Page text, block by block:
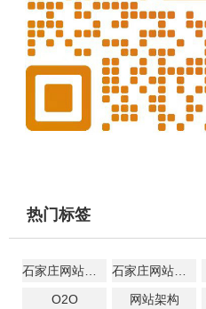
热门标签
O2O
网站架构